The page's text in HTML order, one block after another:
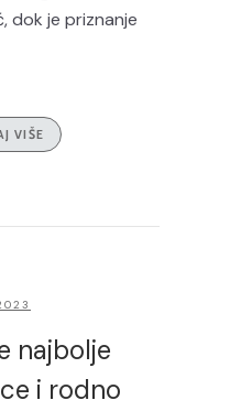
dok je priznanje
VIŠE
najbolje
i rodno